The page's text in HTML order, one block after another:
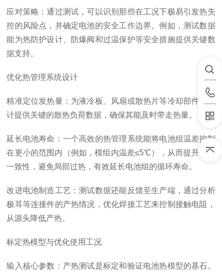
应对策略：通过测试，可以识别那些在工况下极易引发热失
控的风险点，并确定电池的安全工作边界。例如，测试数据
能为热防护设计、防爆阀和过温保护等安全措施提供关键数
据支持。
优化热管理系统设计
精准定位发热量：为液冷板、风扇或散热片等冷却部件的设
计提供关键的散热负荷数据，确保其能及时带走热量。
延长电池寿命：一个高效的热管理系统能将电池组温差控制
在更小的范围内（例如，模组内温差≤5℃），从而提升温度
一致性，避免局部过热，有效延长电池组的循环寿命。
改进电池制造工艺：测试数据还能反馈至生产端，通过分析
极耳等连接件的产热情况，优化焊接工艺来控制接触电阻，
从源头降低产热。
标定热模型与优化使用工况
输入核心参数：产热测试是标定和验证电池热模型的基石。